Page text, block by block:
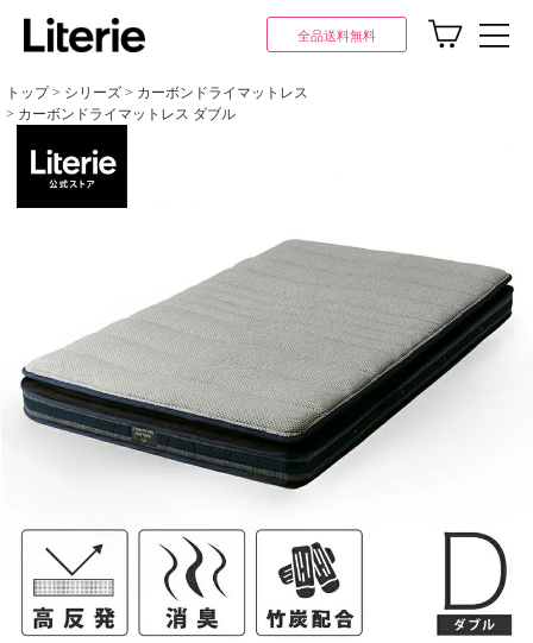
全品送料無料
トップ シリーズ
カーボンドライマットレス
カーボンドライマットレス ダブル